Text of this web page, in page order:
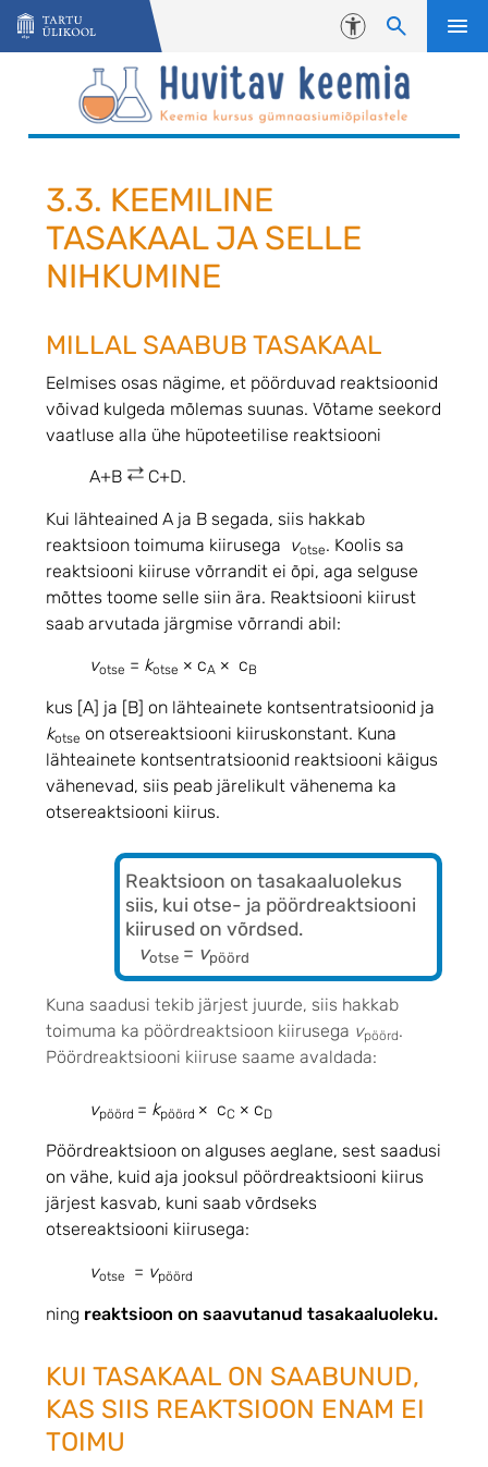
Liigu edasi põhisisu juurde
Juurdepääsetavus
3.3. KEEMILINE
TASAKAAL JA SELLE
NIHKUMINE
MILLAL SAABUB TASAKAAL
Eelmises osas nägime, et pöörduvad reaktsioonid
võivad kulgeda mõlemas suunas. Võtame seekord
vaatluse alla ühe hüpoteetilise reaktsiooni
A+B C+D.
Kui lähteained A ja B segada, siis hakkab
reaktsioon toimuma kiirusega votse. Koolis sa
reaktsiooni kiiruse võrrandit ei õpi, aga selguse
mõttes toome selle siin ära. Reaktsiooni kiirust
saab arvutada järgmise võrrandi abil:
votse = kotse × cA × cB
kus [A] ja [B] on lähteainete kontsentratsioonid ja
kotse on otsereaktsiooni kiiruskonstant. Kuna
lähteainete kontsentratsioonid reaktsiooni käigus
vähenevad, siis peab järelikult vähenema ka
otsereaktsiooni kiirus.
Reaktsioon on tasakaaluolekus
siis, kui otse- ja pöördreaktsiooni
kiirused on võrdsed.
votse= vpöörd
Kuna saadusi tekib järjest juurde, siis hakkab
toimuma ka pöördreaktsioon kiirusega vpöörd.
Pöördreaktsiooni kiiruse saame avaldada:
vpöörd = kpöörd × cC × cD
Pöördreaktsioon on alguses aeglane, sest saadusi
on vähe, kuid aja jooksul pöördreaktsiooni kiirus
järjest kasvab, kuni saab võrdseks
otsereaktsiooni kiirusega:
votse = vpöörd
ning reaktsioon on saavutanud tasakaaluoleku.
KUI TASAKAAL ON SAABUNUD,
KAS SIIS REAKTSIOON ENAM EI
TOIMU